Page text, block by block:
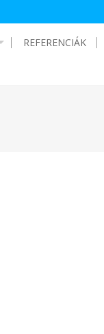
REFERENCIÁK